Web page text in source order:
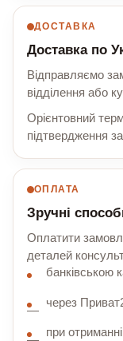
ДОСТАВКА
Доставка по
Відправляємо
відділення або
Орієнтовний
підтвердження
ОПЛАТА
Зручні
Оплатити
деталей
банківською
через
при